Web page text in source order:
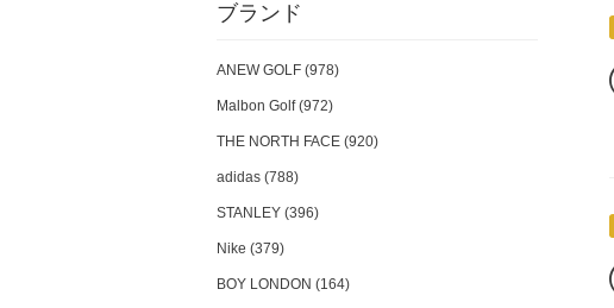
ブランド
ANEW GOLF (978)
Malbon Golf (972)
THE NORTH FACE (920)
adidas (788)
STANLEY (396)
Nike (379)
BOY LONDON (164)